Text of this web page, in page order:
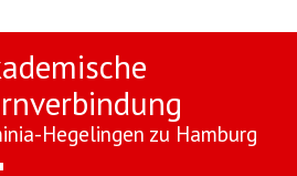
Hegelingen zu Hamburg